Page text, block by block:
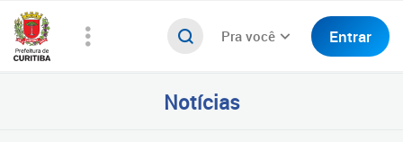
Pra você Entrar
Notícias